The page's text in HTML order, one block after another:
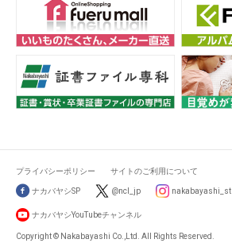
プライバシーポリシー サイトのご利用について
ナカバヤシSP @ncl_jp nakabayashi_st
ナカバヤシYouTubeチャンネル
Copyright © Nakabayashi Co.,Ltd. All Rights Reserved.